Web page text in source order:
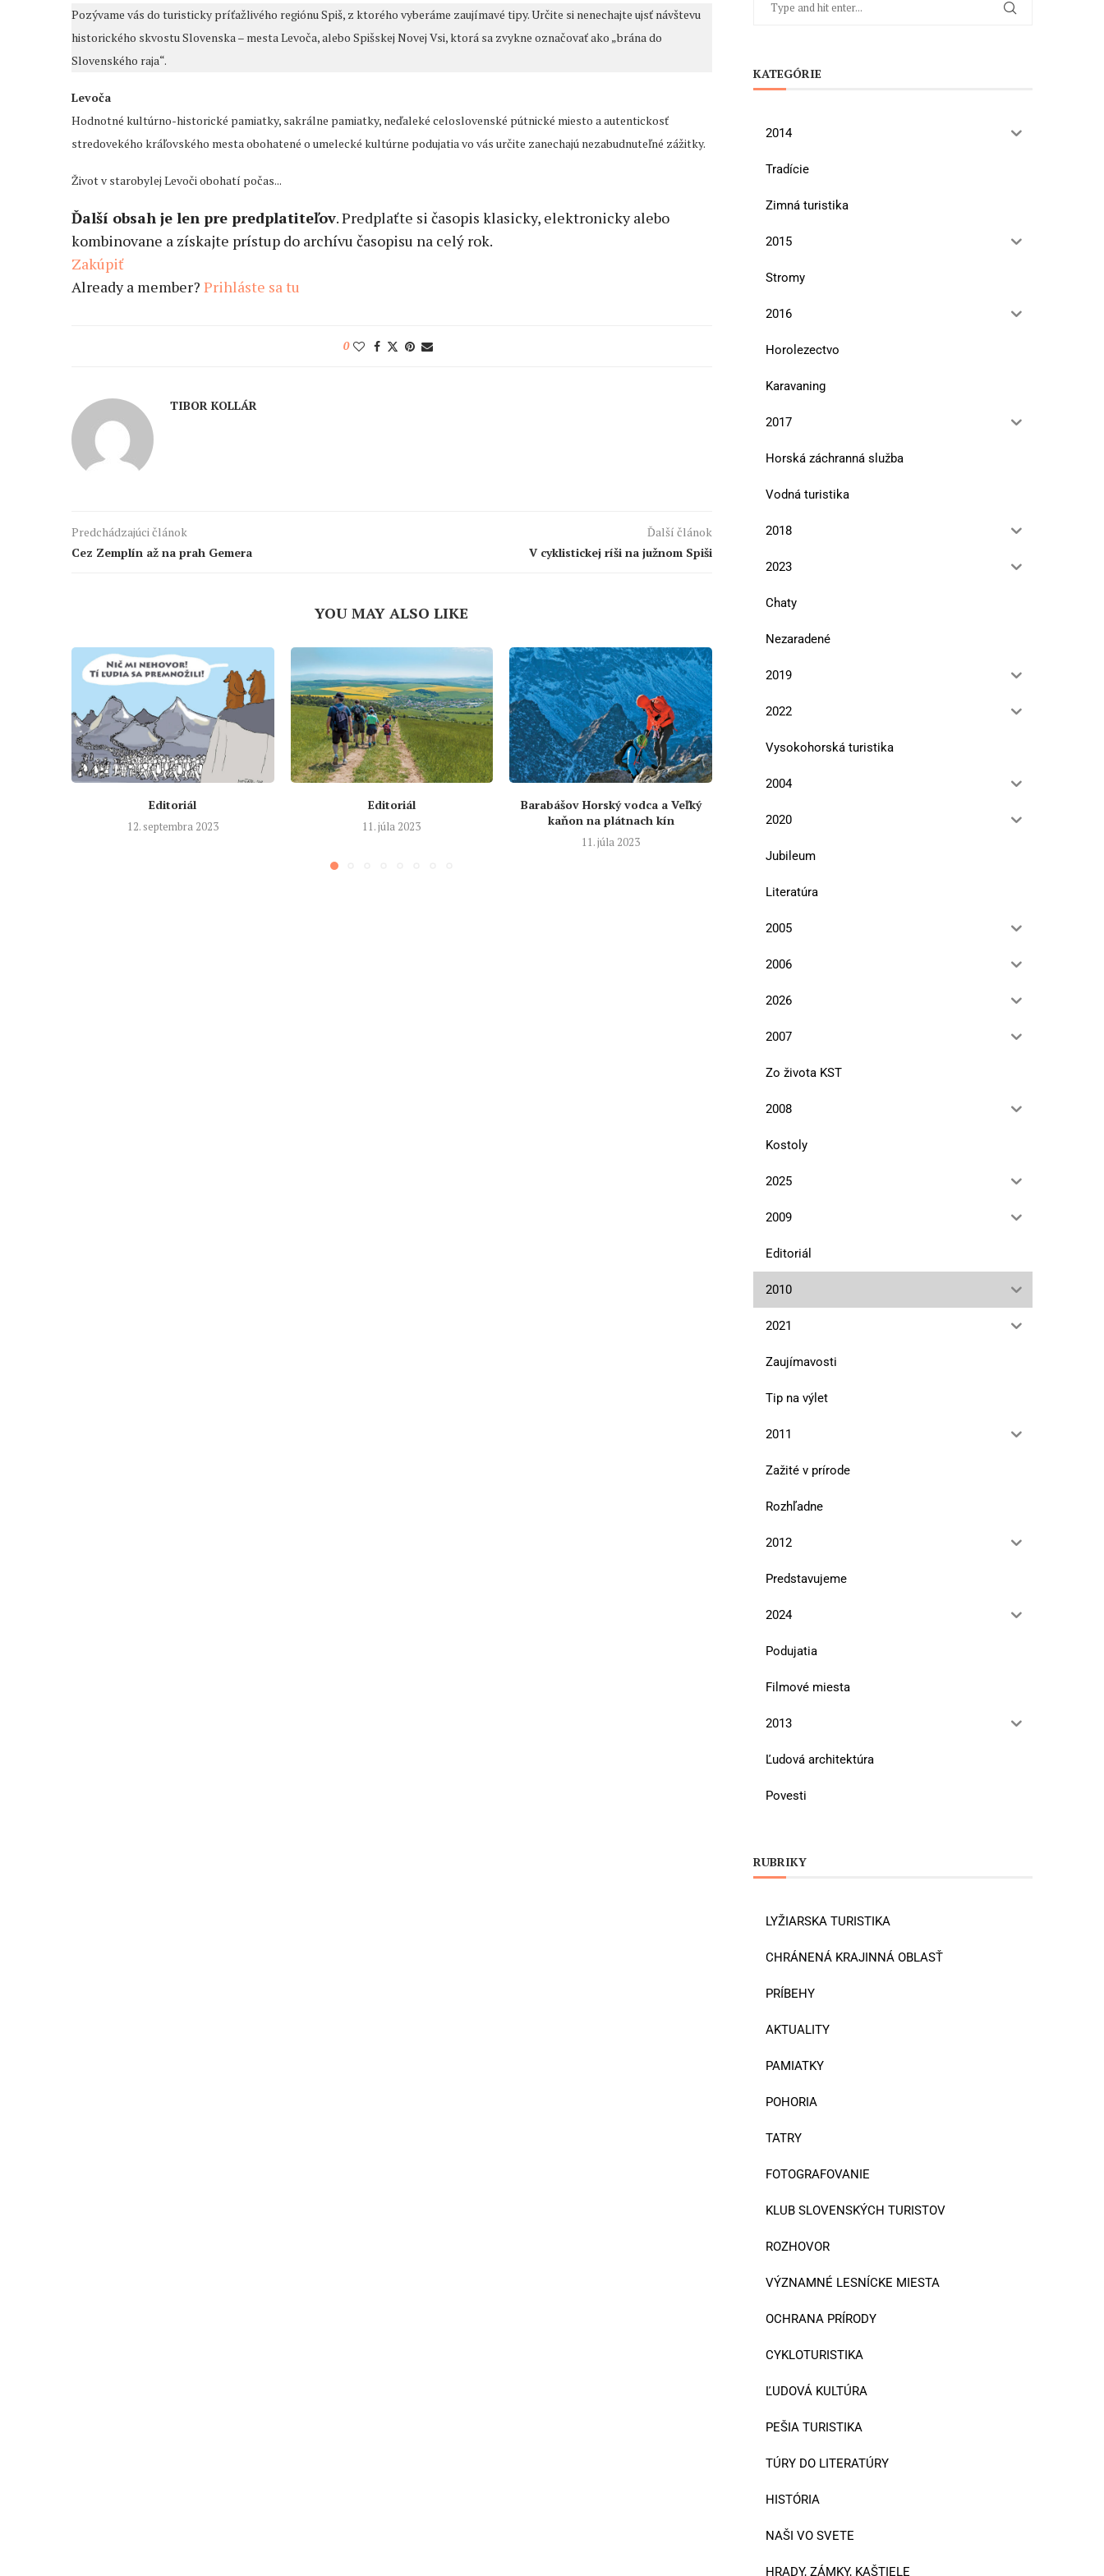
Pozývame vás do turisticky príťažlivého regiónu Spiš, z ktorého vyberáme zaujímavé tipy. Určite si nenechajte ujsť návštevu
historického skvostu Slovenska – mesta Levoča, alebo Spišskej Novej Vsi, ktorá sa zvykne označovať ako „brána do
Slovenského raja“.
Levoča
Hodnotné kultúrno-historické pamiatky, sakrálne pamiatky, neďaleké celoslovenské pútnické miesto a autentickosť
stredovekého kráľovského mesta obohatené o umelecké kultúrne podujatia vo vás určite zanechajú nezabudnuteľné zážitky.
Život v starobylej Levoči obohatí počas...
Ďalší obsah je len pre predplatiteľov. Predplaťte si časopis klasicky, elektronicky alebo
kombinovane a získajte prístup do archívu časopisu na celý rok.
Zakúpiť
Already a member? Prihláste sa tu
0
TIBOR KOLLÁR
Predchádzajúci článok
Cez Zemplín až na prah Gemera
Ďalší článok
V cyklistickej ríši na južnom Spiši
YOU MAY ALSO LIKE
Editoriál
12. septembra 2023
Editoriál
11. júla 2023
Barabášov Horský vodca a Veľký
kaňon na plátnach kín
11. júla 2023
12. januára 2023
KATEGÓRIE
2014
Tradície
Zimná turistika
2015
Stromy
2016
Horolezectvo
Karavaning
2017
Horská záchranná služba
Vodná turistika
2018
2023
Chaty
Nezaradené
2019
2022
Vysokohorská turistika
2004
2020
Jubileum
Literatúra
2005
2006
2026
2007
Zo života KST
2008
Kostoly
2025
2009
Editoriál
2010
2021
Zaujímavosti
Tip na výlet
2011
Zažité v prírode
Rozhľadne
2012
Predstavujeme
2024
Podujatia
Filmové miesta
2013
Ľudová architektúra
Povesti
RUBRIKY
LYŽIARSKA TURISTIKA
CHRÁNENÁ KRAJINNÁ OBLASŤ
PRÍBEHY
AKTUALITY
PAMIATKY
POHORIA
TATRY
FOTOGRAFOVANIE
KLUB SLOVENSKÝCH TURISTOV
ROZHOVOR
VÝZNAMNÉ LESNÍCKE MIESTA
OCHRANA PRÍRODY
CYKLOTURISTIKA
ĽUDOVÁ KULTÚRA
PEŠIA TURISTIKA
TÚRY DO LITERATÚRY
HISTÓRIA
NAŠI VO SVETE
HRADY, ZÁMKY, KAŠTIELE